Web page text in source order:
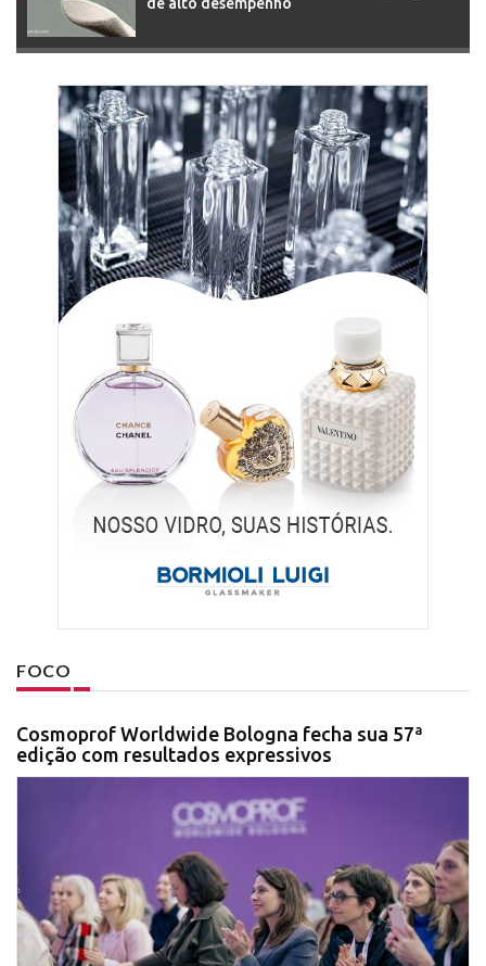
FOCO
Cosmoprof Worldwide Bologna fecha sua 57ª
edição com resultados expressivos